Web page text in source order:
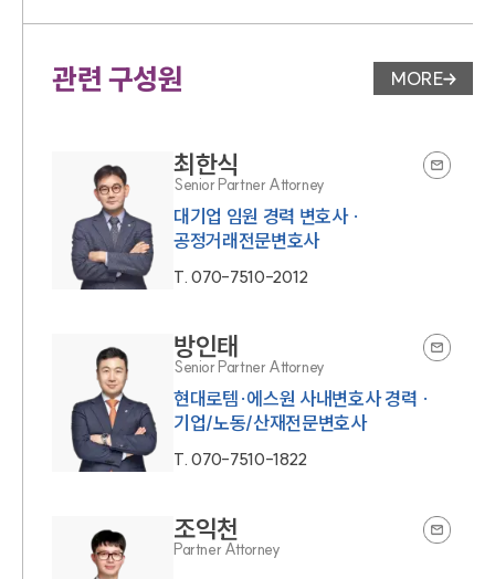
관련 구성원 변호사 페
MORE
최한식
Senior Partner Attorney
대기업 임원 경력 변호사 ·
공정거래전문변호사
T.070-7510-2012
방인태
Senior Partner Attorney
현대로템·에스원 사내변호사 경력 ·
기업/노동/산재전문변호사
T.070-7510-1822
조익천
Partner Attorney